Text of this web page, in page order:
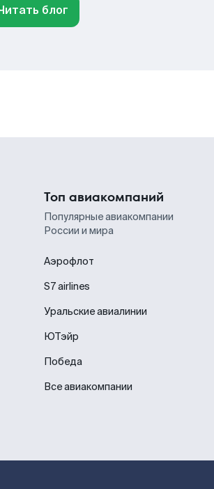
блог
Топ авиакомпаний
Популярные авиакомпании
России и мира
Аэрофлот
S7 airlines
Уральские авиалинии
ЮТэйр
Победа
Все авиакомпании